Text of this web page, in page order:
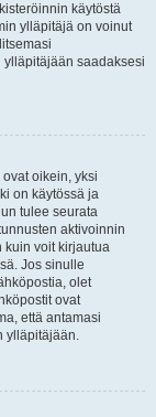
käytöstä
ylläpitäjä on voinut
ylläpitäjään saadaksesi
oikein, yksi
on käytössä ja
tulee seurata
aktivoinnin
kuin voit kirjautua
Jos sinulle
olet
ovat
että antamasi
ylläpitäjään.